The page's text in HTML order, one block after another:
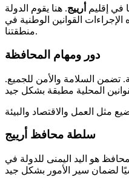
في إقليم أرييج. هنا يقوم الدولة
الإجراءات القوانين الوطنية في
منطقتنا.
دور ومهام المحافظة
تضمن السلامة والأمن للجميع.
سلطة محافظ أرييج
هو اليد اليمنى للدولة في